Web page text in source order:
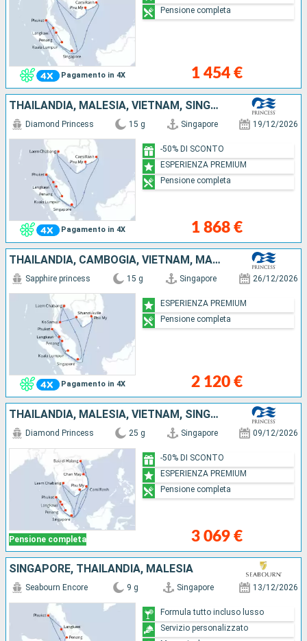
Pagamento in 4X 1 454 €
Pensione completa
THAILANDIA, MALESIA, VIETNAM, SINGAPORE
Pagamento in 4X
Diamond Princess 15 g Singapore 19/12/2026
1 868 €
-50% DI SCONTO
ESPERIENZA PREMIUM
Pensione completa
THAILANDIA, CAMBOGIA, VIETNAM, MALESIA, SINGAPORE
Pagamento in 4X
Sapphire princess 15 g Singapore 26/12/2026
2 120 €
ESPERIENZA PREMIUM
Pensione completa
THAILANDIA, MALESIA, VIETNAM, SINGAPORE
Pensione completa
Diamond Princess 25 g Singapore 09/12/2026
3 069 €
-50% DI SCONTO
ESPERIENZA PREMIUM
Pensione completa
SINGAPORE, THAILANDIA, MALESIA
Seabourn Encore 9 g Singapore 13/12/2026
Formula tutto incluso lusso
Servizio personalizzato